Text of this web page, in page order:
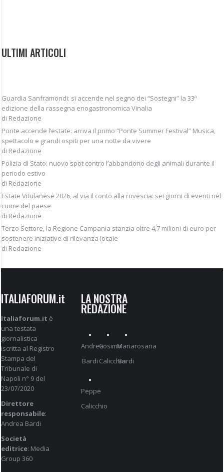
ULTIMI ARTICOLI
Guardia Sanframondi: si accende nel segno dei “Sostegni” la 33ª
edizione della rassegna enogastronomica Vinalia
di Redazione
Ponte accende l’estate: arriva il primo “Ponte Summer Festival” Musica,
spettacolo e grandi ospiti per una notte da vivere
di Redazione
Polizia di Stato: nuovo spot contro l’abbandono degli animali durante il
periodo estivo
di Redazione
Estate Vitulanese 2026, al via il conto alla rovescia: sei giorni di eventi nel
cuore del paese
di Redazione
Terzo Settore, la Regione Campania stanzia oltre 4,7 milioni di euro per
sostenere iniziative di rilevanza locale
di Redazione
ITALIAFORUM.it
Italiaforum.it è
una testata
giornalistica
iscritta al Registro
Stampa del
Tribunale di
Napoli n° 9 del
23/07/2020
Direttore
responsabile:
Andrea Bardi
Società
editrice: Media
Group 360
LA NOSTRA
REDAZIONE
Andrea
Bardi
Cosimo
Calicchio
Mariarosaria
Bardi
Peppe
Calicchio